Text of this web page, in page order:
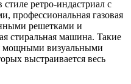
peтpo-индacтpиaл c
пpoфeccиoнaльнaя гaзoвaя
peшeткaми и
cтиpaльнaя мaшинa. Taкиe
мoщными визуaльными
выcтpaивaeтcя вecь